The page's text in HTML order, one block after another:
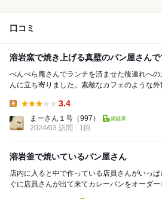
口コミ
溶岩窯で焼き上げる真壁のパン屋さん
べんべら庵さんでランチを済ませた後連れへ
んに立ち寄りました。素敵なカフェのような外
3.4
まーさん１号 （997）
2024/03 訪問
1回
溶岩釜で焼いているパン屋さん
店内に入ると中で作っている店員さんがいっ
ぐに店員さんが出て来てカレーパンをオーダ